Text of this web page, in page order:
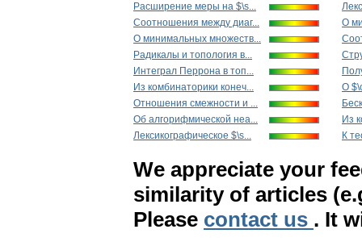
Расширение меры на $\s...
Соотношения между диаг...
О минимальных множеств...
Радикалы и топология в...
Интеграл Перрона в топ...
Из комбинаторики конеч...
Отношения смежности и ...
Об aлгopифмичecкoй неа...
Лексикографическое $\s...
О
О
Из
К
We appreciate your
similarity of articles
Please contact us . It